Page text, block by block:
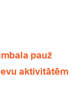
pauž
aktivitātēm